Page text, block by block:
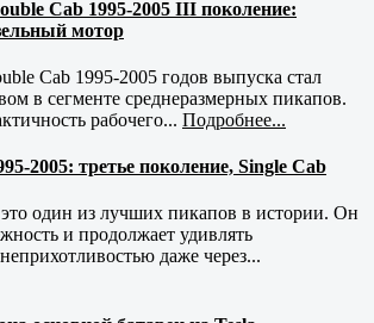
Cab 1995-2005 III поколение:
мотор
Cab 1995-2005 годов выпуска стал
в сегменте среднеразмерных пикапов.
рабочего... Подробнее...
2005: третье поколение, Single Cab
один из лучших пикапов в истории. Он
и продолжает удивлять
даже через...